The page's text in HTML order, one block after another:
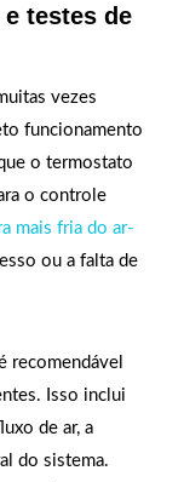
testes de
vezes
funcionamento
o termostato
o controle
mais fria do ar-
ou a falta de
recomendável
Isso inclui
de ar, a
do sistema.